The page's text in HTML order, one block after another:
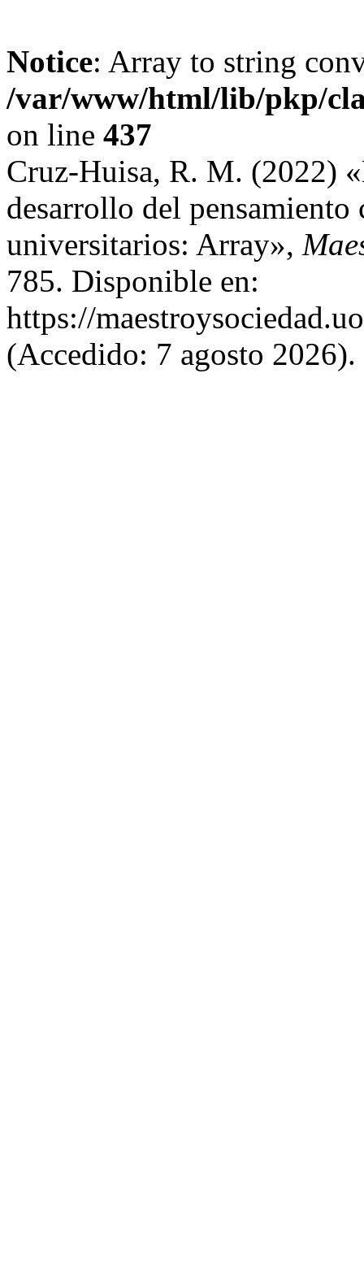
Notice: Array to string
/var/www/html/lib/pkp/
on line 437
Cruz-Huisa, R. M. (2022)
desarrollo del pensamiento
universitarios: Array»,
785. Disponible en:
https://
(Accedido: 7 agosto 2026).